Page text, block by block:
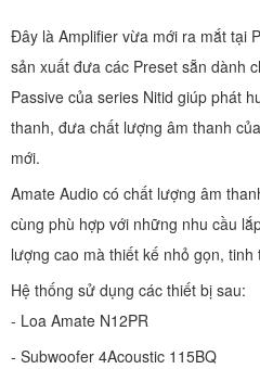
Đây là Amplifier vừa mới ra mắt tại
sản xuất đưa các Preset sẵn dành
Passive của series Nitid giúp phát
thanh, đưa chất lượng âm thanh
mới.
Amate Audio có chất lượng âm
cùng phù hợp với những nhu cầu
lượng cao mà thiết kế nhỏ gọn, tinh
Hệ thống sử dụng các thiết bị sau:
- Loa Amate N12PR
- Subwoofer 4Acoustic 115BQ